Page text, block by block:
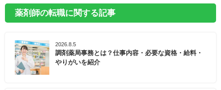
薬剤師の転職に関する記事
2026.8.5
調剤薬局事務とは？仕事内容・必要な資格・給料・
やりがいを紹介